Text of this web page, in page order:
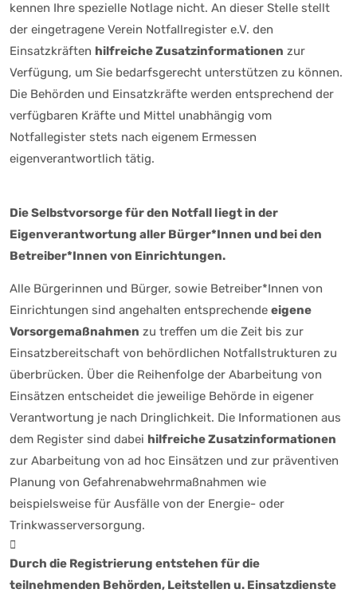
kennen Ihre spezielle Notlage nicht. An dieser Stelle stellt
der eingetragene Verein Notfallregister e.V. den
Einsatzkräften hilfreiche Zusatzinformationen zur
Verfügung, um Sie bedarfsgerecht unterstützen zu können.
Die Behörden und Einsatzkräfte werden entsprechend der
verfügbaren Kräfte und Mittel unabhängig vom
Notfallegister stets nach eigenem Ermessen
eigenverantwortlich tätig.
Die Selbstvorsorge für den Notfall liegt in der
Eigenverantwortung aller Bürger*Innen und bei den
Betreiber*Innen von Einrichtungen.
Alle Bürgerinnen und Bürger, sowie Betreiber*Innen von
Einrichtungen sind angehalten entsprechende eigene
Vorsorgemaßnahmen zu treffen um die Zeit bis zur
Einsatzbereitschaft von behördlichen Notfallstrukturen zu
überbrücken. Über die Reihenfolge der Abarbeitung von
Einsätzen entscheidet die jeweilige Behörde in eigener
Verantwortung je nach Dringlichkeit. Die Informationen aus
dem Register sind dabei hilfreiche Zusatzinformationen
zur Abarbeitung von ad hoc Einsätzen und zur präventiven
Planung von Gefahrenabwehrmaßnahmen wie
beispielsweise für Ausfälle von der Energie- oder
Trinkwasserversorgung.
Durch die Registrierung entstehen für die
teilnehmenden Behörden, Leitstellen u. Einsatzdienste